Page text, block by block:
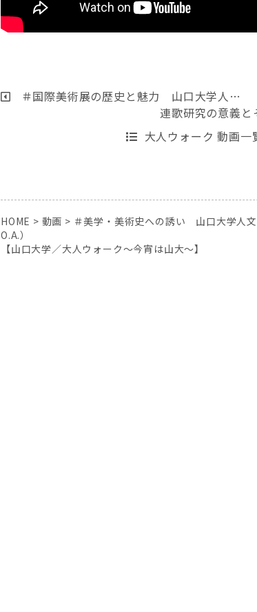
＃国際美術展の歴史と魅力 山口大学人…
連歌研究の意義
大人ウォーク 動画一
HOME > 動画 > ＃美学・美術史への誘い 山口大学人
O.A.）
【山口大学／大人ウォーク～今宵は山大～】